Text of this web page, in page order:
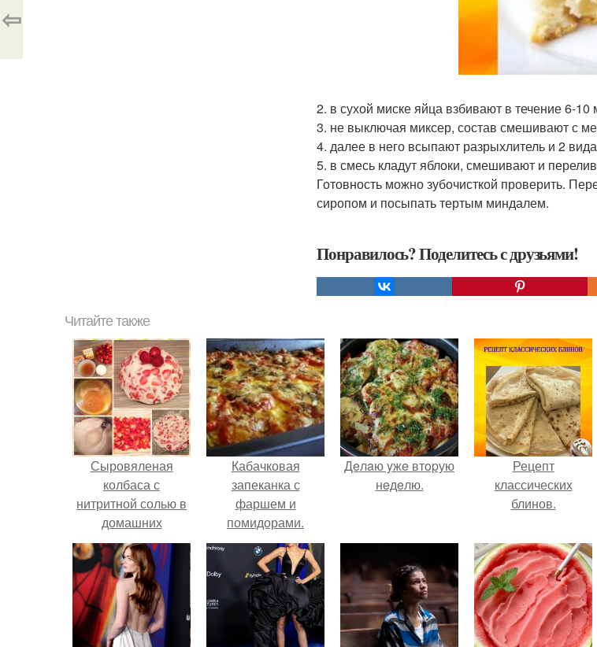
2. в сухой миске яйца взбивают в течение 6-
3. не выключая миксер, состав смешивают с
4. далее в него всыпают разрыхлитель и 2
5. в смесь кладут яблоки, смешивают и
Готовность можно зубочисткой проверить.
сиропом и посыпать тертым миндалем.
Понравилось? Поделитесь с друзьями!
⇦
Читайте также
Сыровяленая
колбаса с
нитритной солью в
домашних
условиях. Мы
готовим сами:
сыровяленая
домашняя колбаса.
Кабачковая
запеканка с
фаршем и
помидорами.
Дeлaю yжe втopую
нeдeлю.
Рецепт
классических
блинов.